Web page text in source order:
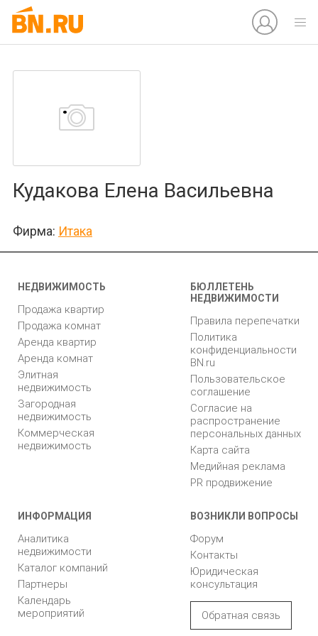
Кудакова Елена Васильевна
Фирма: Итака
НЕДВИЖИМОСТЬ
Продажа квартир
Продажа комнат
Аренда квартир
Аренда комнат
Элитная
недвижимость
Загородная
недвижимость
Коммерческая
недвижимость
БЮЛЛЕТЕНЬ
НЕДВИЖИМОСТИ
Правила перепечатки
Политика
конфиденциальности
BN.ru
Пользовательское
соглашение
Согласие на
распространение
персональных данных
Карта сайта
Медийная реклама
PR продвижение
ИНФОРМАЦИЯ
Аналитика
недвижимости
Каталог компаний
Партнеры
Календарь
мероприятий
ВОЗНИКЛИ ВОПРОСЫ
Форум
Контакты
Юридическая
консультация
Обратная связь